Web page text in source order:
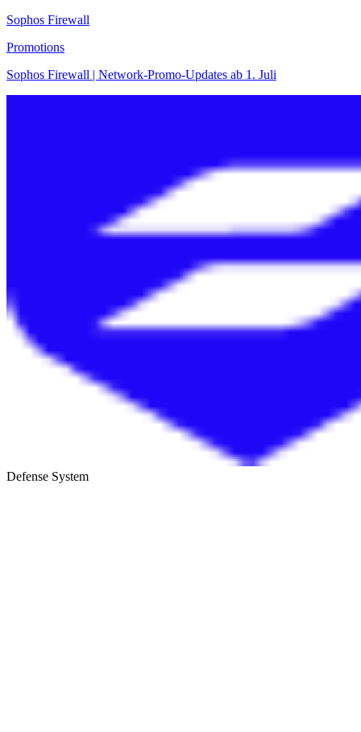
Sophos Firewall
Promotions
Sophos Firewall | Network-Promo-Updates ab 1. Juli
Defense System